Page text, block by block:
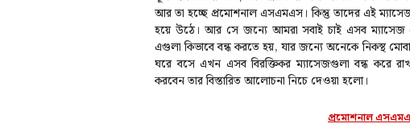
আর তা হচ্ছে প্রমোশনাল এসএমএস। কিন্তু তাদের এই
হয়ে উঠে। আর সে জন্যে আমরা সবাই চাই এসব
এগুলা কিভাবে বন্ধ করতে হয়, যার জন্যে অনেকে নিকস্থ
ঘরে বসে এখন এসব বিরক্তিকর ম্যাসেজগুলা বন্ধ করে
করবেন তার বিস্তারিত আলোচনা নিচে দেওয়া হলো।
প্রমোশনাল